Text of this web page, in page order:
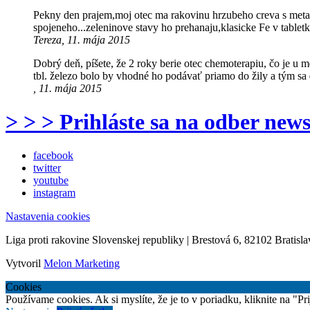
Pekny den prajem,moj otec ma rakovinu hrzubeho creva s
spojeneho...zeleninove stavy ho prehanaju,klasicke Fe v
Tereza, 11. mája 2015
Dobrý deň, píšete, že 2 roky berie otec chemoterapiu, čo je u
tbl. železo bolo by vhodné ho podávať priamo do žily a tým
, 11. mája 2015
> > > Prihláste sa na odber
facebook
twitter
youtube
instagram
Nastavenia cookies
Liga proti rakovine Slovenskej republiky | Brestová 6, 82102
Vytvoril Melon Marketing
Cookies
Používame cookies. Ak si myslíte, že je to v poriadku, kliknite na